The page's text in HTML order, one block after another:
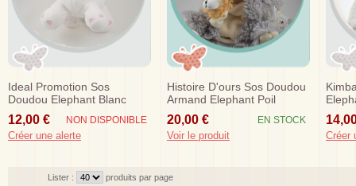
Ideal Promotion Sos
Doudou Elephant Blanc
Rose
12,00 € NON DISPONIBLE
Créer une alerte
Histoire D'ours Sos Doudou
Armand Elephant Poil
Marionnette Gris Bebe...
20,00 € EN STOCK
Voir le produit
30cm
Créer
Lister : produits par page